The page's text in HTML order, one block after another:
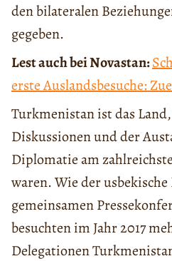
den bilateralen
gegeben.
Lest auch bei Novastan:
erste Auslandsbesuche:
Turkmenistan ist das
Diskussionen und der
Diplomatie am
waren. Wie der
gemeinsamen
besuchten im Jahr 2017
Delegationen